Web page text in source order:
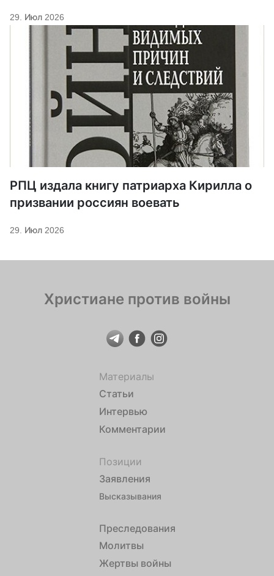
29. Июл 2026
РПЦ издала книгу патриарха Кирилла о
призвании россиян воевать
29. Июл 2026
Христиане против войны
Материалы
Статьи
Интервью
Комментарии
Позиции
Заявления
Высказывания
Преследования
Молитвы
Жертвы войны